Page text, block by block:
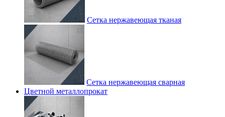
Сетка нержавеющая тканая
Сетка нержавеющая сварная
Цветной металлопрокат